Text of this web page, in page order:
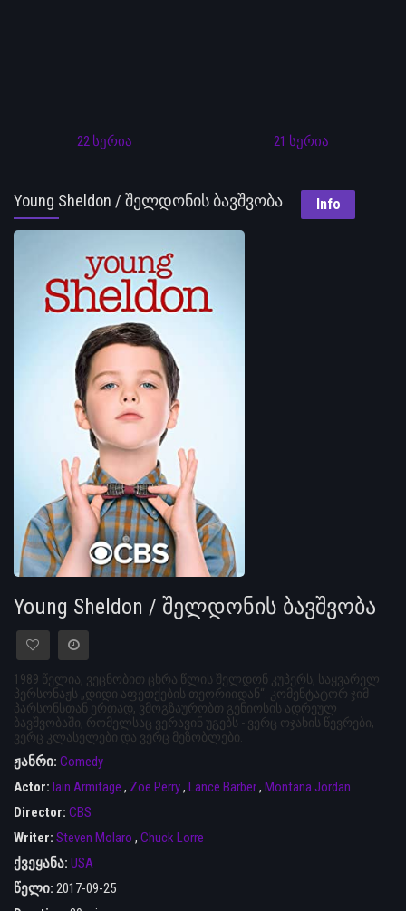
22 სერია 21 სერია
Young Sheldon / შელდონის ბავშვობა Info
Young Sheldon / შელდონის ბავშვობა
1989 წელია, ვეცნობით ცხრა წლის შელდონ კუპერს, საყვარელ
პერსონაჟს „დიდი აფეთქების თეორიიდან“. კომენტატორ ჯიმ
პარსონსთან ერთად, ვმოგზაურობთ გენიოსის ადრეულ
ბავშვობაში, რომელსაც ვერავინ უგებს - ვერც ოჯახის წევრები,
ვერც კლასელები და ვერც მეზობლები.
ჟანრი: Comedy
Actor: Iain Armitage , Zoe Perry, Lance Barber, Montana Jordan
Director: CBS
Writer: Steven Molaro , Chuck Lorre
ქვეყანა: USA
წელი: 2017-09-25